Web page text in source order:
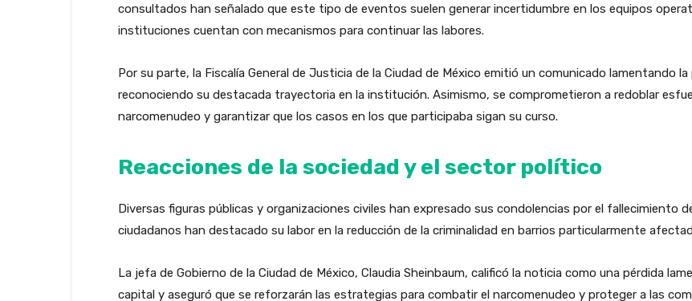
consultados han señalado que este tipo de eventos suelen generar incertidumbre en los equipos
instituciones cuentan con mecanismos para continuar las labores.
Por su parte, la Fiscalía General de Justicia de la Ciudad de México emitió un comunicado lamentando
reconociendo su destacada trayectoria en la institución. Asimismo, se comprometieron a redoblar
narcomenudeo y garantizar que los casos en los que participaba sigan su curso.
Reacciones de la sociedad y el sector político
Diversas figuras públicas y organizaciones civiles han expresado sus condolencias por el fallecimiento
ciudadanos han destacado su labor en la reducción de la criminalidad en barrios particularmente
La jefa de Gobierno de la Ciudad de México, Claudia Sheinbaum, calificó la noticia como una pérdida
capital y aseguró que se reforzarán las estrategias para combatir el narcomenudeo y proteger a las